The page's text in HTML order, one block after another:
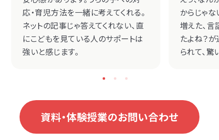
応・育児方法を一緒に考えてくれる。
ネットの記事じゃ答えてくれない、直
にこどもを見ている人のサポートは
強いと感じます。
からじゃ
増えた、言
たよね？
られて、驚
資料・体験授業のお問い合わせ